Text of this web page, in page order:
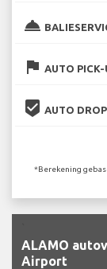
room_service
flag AUTO PICK-
beenhere AUTO
*Berekening
ALAMO
Airport